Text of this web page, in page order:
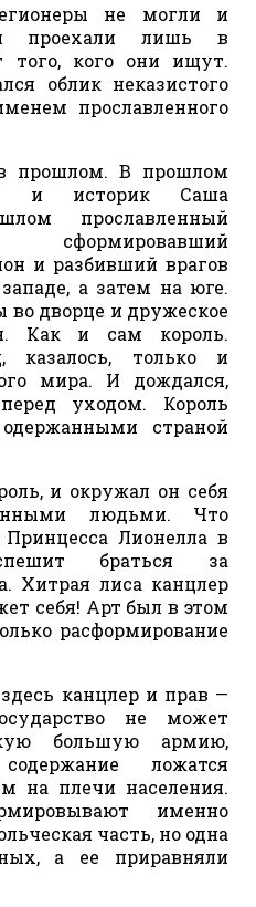
не могли и
проехали лишь в
того, кого они ищут.
облик неказистого
прославленного
прошлом. В прошлом
и историк Саша
прославленный
и разбивший врагов
а затем на юге.
дворце и дружеское
Как и сам король.
казалось, только и
мира. И дождался,
уходом. Король
страной
и окружал он себя
людьми. Что
Принцесса Лионелла в
браться за
Хитрая лиса канцлер
себя! Арт был в этом
расформирование
канцлер и прав —
не может
большую армию,
ложатся
на плечи населения.
именно
часть, но одна
а ее приравняли